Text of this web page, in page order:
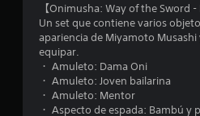
【Onimusha: Way of the Sword -
Un set que contiene varios
apariencia de Miyamoto
equipar.
・ Amuleto: Dama Oni
・ Amuleto: Joven bailarina
・ Amuleto: Mentor
・ Aspecto de espada: Bambú y